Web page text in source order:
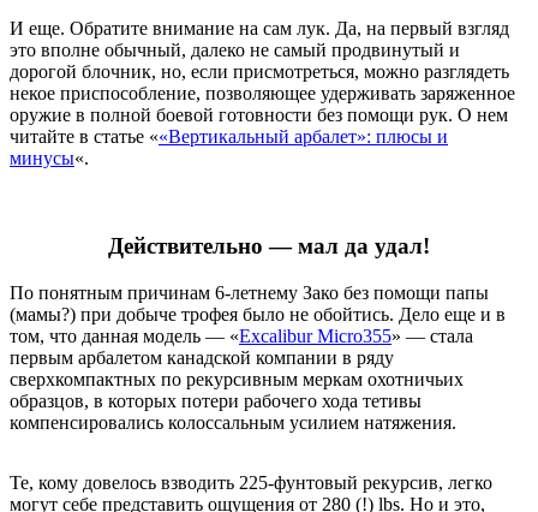
И еще. Обратите внимание на сам лук. Да, на первый взгляд
это вполне обычный, далеко не самый продвинутый и
дорогой блочник, но, если присмотреться, можно разглядеть
некое приспособление, позволяющее удерживать заряженное
оружие в полной боевой готовности без помощи рук. О нем
читайте в статье ««Вертикальный арбалет»: плюсы и
минусы«.
Действительно — мал да удал!
По понятным причинам 6-летнему Зако без помощи папы
(мамы?) при добыче трофея было не обойтись. Дело еще и в
том, что данная модель — «Excalibur Micro355» — стала
первым арбалетом канадской компании в ряду
сверхкомпактных по рекурсивным меркам охотничьих
образцов, в которых потери рабочего хода тетивы
компенсировались колоссальным усилием натяжения.
Те, кому довелось взводить 225-фунтовый рекурсив, легко
могут себе представить ощущения от 280 (!) lbs. Но и это,